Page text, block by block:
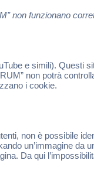
non funzionano
e simili). Questi
non potrà
i cookie.
non è possibile
un’immagine da
Da qui